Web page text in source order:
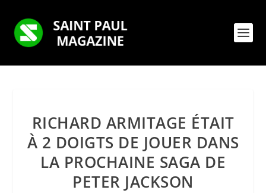
RICHARD ARMITAGE ÉTAIT
À 2 DOIGTS DE JOUER DANS
LA PROCHAINE SAGA DE
PETER JACKSON